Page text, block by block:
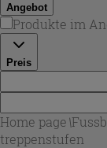
Angebot
Produkte im
Preis
Home page\
treppenstufen